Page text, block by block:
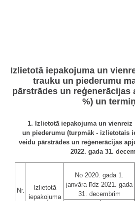
Izlietotā iepakojuma un
trauku un piederumu
pārstrādes un reģenerācijas
%) un
1. Izlietotā iepakojuma un
un piederumu (turpmāk - izlietotais
veidu pārstrādes un reģenerācijas
2022. gada 31.
Nr.
Izlietotā
iepakojuma
No 2020. gada 1.
janvāra līdz 2021. gada
31. decembrim